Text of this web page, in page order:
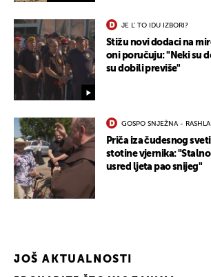
JE L' TO IDU IZBORI?
Stižu novi dodaci na
oni poručuju: "Neki su
su dobili previše"
GOSPO SNJEŽNA -
Priča iza čudesnog
stotine vjernika: "Stalno
usred ljeta pao snijeg"
JOŠ AKTUALNOSTI
UKLJUČITE